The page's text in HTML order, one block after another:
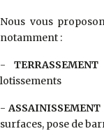
Nous vous
notamment :
- TERRASSEMENT
lotissements
-
surfaces, pose de